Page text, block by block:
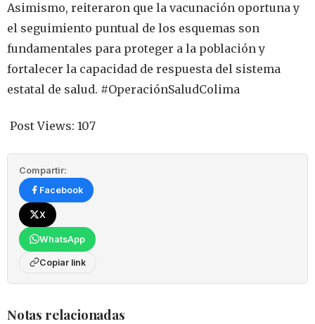
Asimismo, reiteraron que la vacunación oportuna y
el seguimiento puntual de los esquemas son
fundamentales para proteger a la población y
fortalecer la capacidad de respuesta del sistema
estatal de salud. #OperaciónSaludColima
Post Views: 107
Compartir:
Facebook
X
WhatsApp
Copiar link
Notas relacionadas